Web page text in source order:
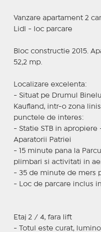
Vanzare apartament 2
Lidl - loc parcare
Bloc constructie 2015.
52,2 mp.
Localizare excelenta:
- Situat pe Drumul
Kaufland, intr-o zona
punctele de interes:
- Statie STB in
Aparatorii Patriei
- 15 minute pana la
plimbari si activitati in
- 35 de minute de mers
- Loc de parcare inclus
Etaj 2 / 4, fara lift
- Totul este curat,